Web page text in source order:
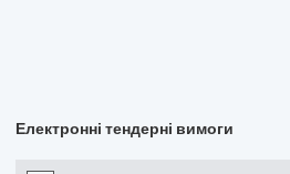
Електронні тендерні вимоги